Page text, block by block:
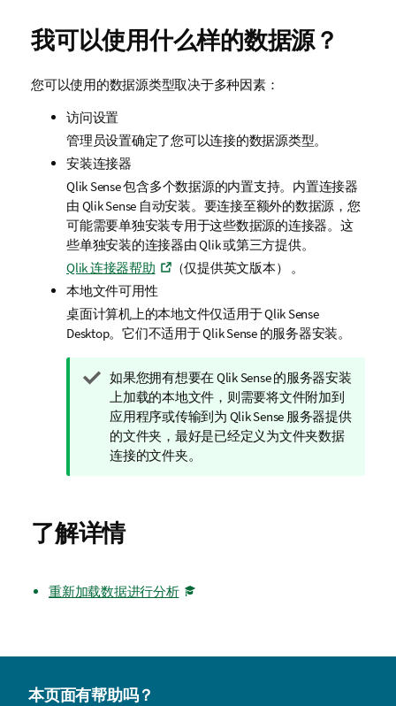
我可以使用什么样的数据源？
您可以使用的数据源类型取决于多种因素：
访问设置
管理员设置确定了您可以连接的数据源类型。
安装连接器
Qlik Sense包含多个数据源的内置支持。内置连接器
由 Qlik Sense 自动安装。要连接至额外的数据源，您
可能需要单独安装专用于这些数据源的连接器。这
些单独安装的连接器由Qlik或第三方提供。
Qlik 连接器帮助
（仅提供英文版本）
。
本地文件可用性
桌面计算机上的本地文件仅适用于Qlik Sense
Desktop。它们不适用于Qlik Sense的服务器安装。
提
示
注
释
如果您拥有想要在 Qlik Sense的服务器安装
上加载的本地文件，则需要将文件附加到
应用程序或传输到为 Qlik Sense 服务器提供
的文件夹，最好是已经定义为文件夹数据
连接的文件夹。
了解详情
重新加载数据进行分析
本页面有帮助吗？